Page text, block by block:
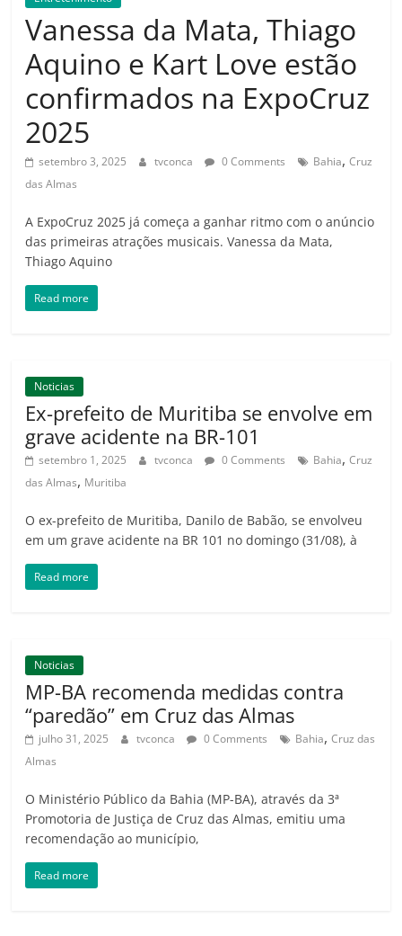
Vanessa da Mata, Thiago
Aquino e Kart Love estão
confirmados na ExpoCruz
2025
setembro 3, 2025 tvconca 0 Comments Bahia,Cruz
das Almas
A ExpoCruz 2025 já começa a ganhar ritmo com o anúncio
das primeiras atrações musicais. Vanessa da Mata,
Thiago Aquino
Read more
Noticias
Ex-prefeito de Muritiba se envolve em
grave acidente na BR-101
setembro 1, 2025 tvconca 0 Comments Bahia,Cruz
das Almas, Muritiba
O ex-prefeito de Muritiba, Danilo de Babão, se envolveu
em um grave acidente na BR 101 no domingo (31/08), à
Read more
Noticias
MP-BA recomenda medidas contra
“paredão” em Cruz das Almas
julho 31, 2025 tvconca 0 Comments Bahia,Cruz das
Almas
O Ministério Público da Bahia (MP-BA), através da 3ª
Promotoria de Justiça de Cruz das Almas, emitiu uma
recomendação ao município,
Read more